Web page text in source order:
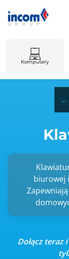
Komputery
biurowej
Dołącz teraz